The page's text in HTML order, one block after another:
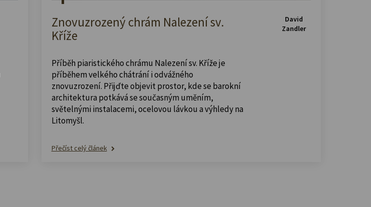
Znovuzrozený chrám Nalezení sv.
Kříže
Příběh piaristického chrámu Nalezení sv. Kříže je
příběhem velkého chátrání i odvážného
znovuzrození. Přijďte objevit prostor, kde se barokní
architektura potkává se současným uměním,
světelnými instalacemi, ocelovou lávkou a výhledy na
Litomyšl.
Přečíst celý článek
David
Zandler